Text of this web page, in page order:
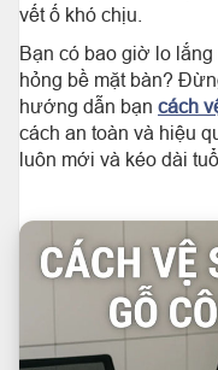
vết ố khó chịu.
Bạn có bao giờ lo
hỏng bề mặt bàn?
hướng dẫn bạn cách
cách an toàn và hiệu
luôn mới và kéo dài